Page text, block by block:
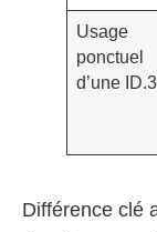
Usage
ponctuel
d’une ID.3
Différence clé